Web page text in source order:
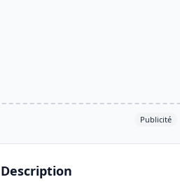
Publicité
Description